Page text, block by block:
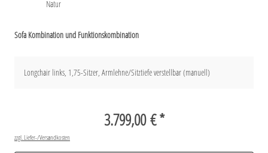
Natur
Sofa Kombination und Funktionskombination
Longchair links, 1,75-Sitzer, Armlehne/Sitztiefe verstellbar (manuell)
3.799,00 € *
zzgl. Liefer-/Versandkosten